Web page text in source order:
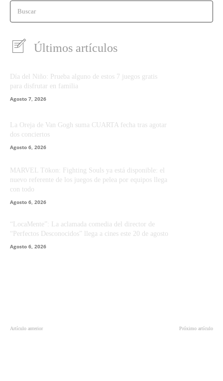
Buscar
Últimos artículos
Día del Niño: Prueba alguno de estos 7 juegos gratis
para disfrutar en familia
Agosto 7, 2026
La Oreja de Van Gogh suma CUARTA fecha tras agotar
dos conciertos
Agosto 6, 2026
MARVEL Tōkon: Fighting Souls ya está disponible: el
nuevo referente de los juegos de pelea por equipos llega
con todo
Agosto 6, 2026
“LocaMente”: La aclamada comedia del director de
“Perfectos Desconocidos” llega a cines este 20 de agosto
Agosto 6, 2026
Artículo anterior Próximo artículo